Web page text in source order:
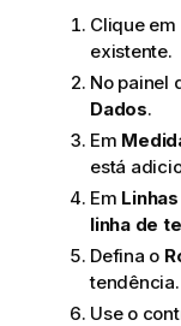
Clique
existente.
No painel
Dados.
Em
está
Em
linha de
Defina o
tendência.
Use o